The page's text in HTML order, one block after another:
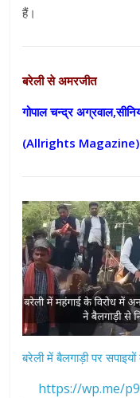
हैं।
बरेली से अमरजीत
गोपाल चन्द्र
(Allrights Magazine)
बरेली में बैलगाड़ी पर सपाइयों
https://wp.me/